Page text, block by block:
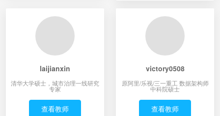
laijianxin
清华大学硕士，城市治理一线研究
专家
查看教师
victory0508
原阿里/乐视/三一重工 数据架构师
中科院硕士
查看教师